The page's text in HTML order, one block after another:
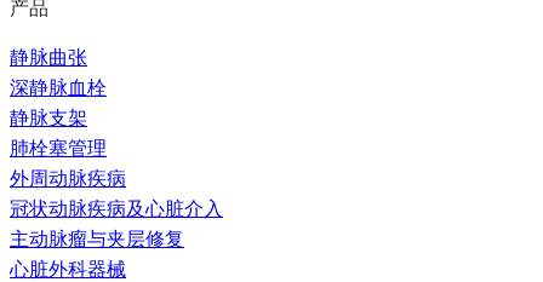
产品
静脉曲张
深静脉血栓
静脉支架
肺栓塞管理
外周动脉疾病
冠状动脉疾病及心脏介入
主动脉瘤与夹层修复
心脏外科器械